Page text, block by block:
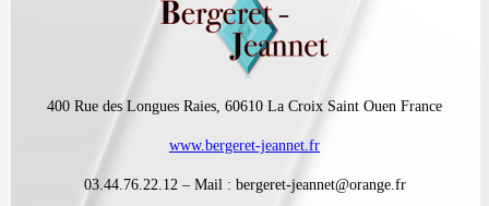
400 Rue des Longues Raies, 60610 La Croix Saint Ouen France
www.bergeret-jeannet.fr
03.44.76.22.12 – Mail : bergeret-jeannet@orange.fr